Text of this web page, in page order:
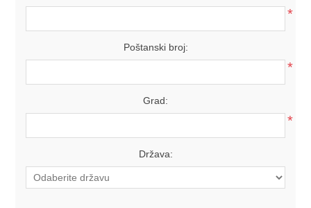
*
Poštanski broj:
*
Grad:
*
Država: